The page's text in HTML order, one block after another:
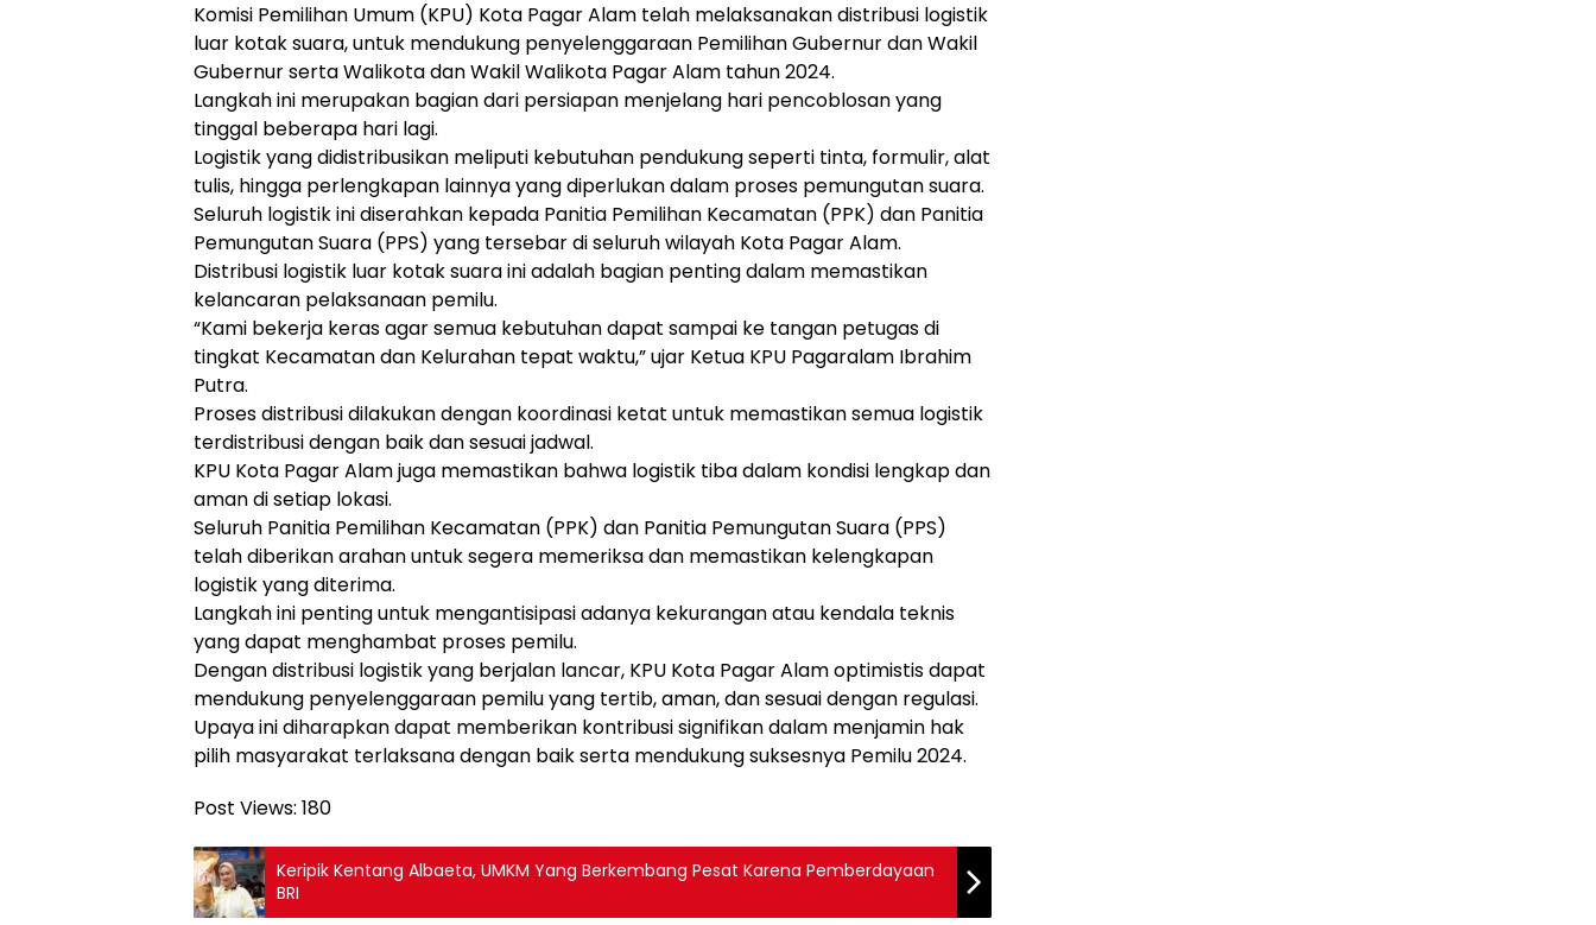
Komisi Pemilihan Umum (KPU) Kota Pagar Alam telah melaksanakan distribusi logistik
luar kotak suara, untuk mendukung penyelenggaraan Pemilihan Gubernur dan Wakil
Gubernur serta Walikota dan Wakil Walikota Pagar Alam tahun 2024.
Langkah ini merupakan bagian dari persiapan menjelang hari pencoblosan yang
tinggal beberapa hari lagi.
Logistik yang didistribusikan meliputi kebutuhan pendukung seperti tinta, formulir, alat
tulis, hingga perlengkapan lainnya yang diperlukan dalam proses pemungutan suara.
Seluruh logistik ini diserahkan kepada Panitia Pemilihan Kecamatan (PPK) dan Panitia
Pemungutan Suara (PPS) yang tersebar di seluruh wilayah Kota Pagar Alam.
Distribusi logistik luar kotak suara ini adalah bagian penting dalam memastikan
kelancaran pelaksanaan pemilu.
“Kami bekerja keras agar semua kebutuhan dapat sampai ke tangan petugas di
tingkat Kecamatan dan Kelurahan tepat waktu,” ujar Ketua KPU Pagaralam Ibrahim
Putra.
Proses distribusi dilakukan dengan koordinasi ketat untuk memastikan semua logistik
terdistribusi dengan baik dan sesuai jadwal.
KPU Kota Pagar Alam juga memastikan bahwa logistik tiba dalam kondisi lengkap dan
aman di setiap lokasi.
Seluruh Panitia Pemilihan Kecamatan (PPK) dan Panitia Pemungutan Suara (PPS)
telah diberikan arahan untuk segera memeriksa dan memastikan kelengkapan
logistik yang diterima.
Langkah ini penting untuk mengantisipasi adanya kekurangan atau kendala teknis
yang dapat menghambat proses pemilu.
Dengan distribusi logistik yang berjalan lancar, KPU Kota Pagar Alam optimistis dapat
mendukung penyelenggaraan pemilu yang tertib, aman, dan sesuai dengan regulasi.
Upaya ini diharapkan dapat memberikan kontribusi signifikan dalam menjamin hak
pilih masyarakat terlaksana dengan baik serta mendukung suksesnya Pemilu 2024.
Post Views: 180
Keripik Kentang Albaeta, UMKM Yang Berkembang Pesat Karena Pemberdayaan
BRI